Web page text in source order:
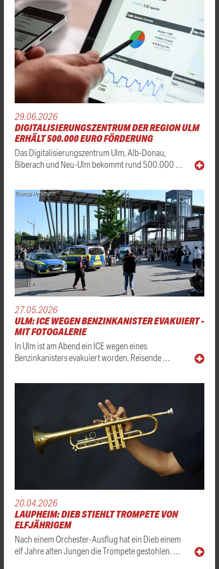
29.06.2026
DIGITALISIERUNGSZENTRUM DER REGION ULM
ERHÄLT 500.000 EURO FÖRDERUNG
Das Digitalisierungszentrum Ulm, Alb-Donau,
Biberach und Neu-Ulm bekommt rund 500.000 …
Thomas Heckmann
27.05.2026
ULM: ICE WEGEN BENZINKANISTER EVAKUIERT -
MIT FOTOGALERIE
In Ulm ist am Abend ein ICE wegen eines
Benzinkanisters evakuiert worden. Reisende …
20.04.2026
LAUPHEIM: DIEB STIEHLT TROMPETE VON
ELFJÄHRIGEM
Nach einem Orchester-Ausflug hat ein Dieb einem
elf Jahre alten Jungen die Trompete gestohlen. …